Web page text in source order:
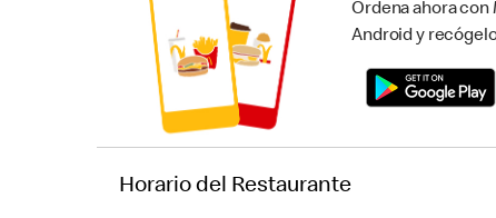
Ordena ahora con
Android y
Horario del Restaurante